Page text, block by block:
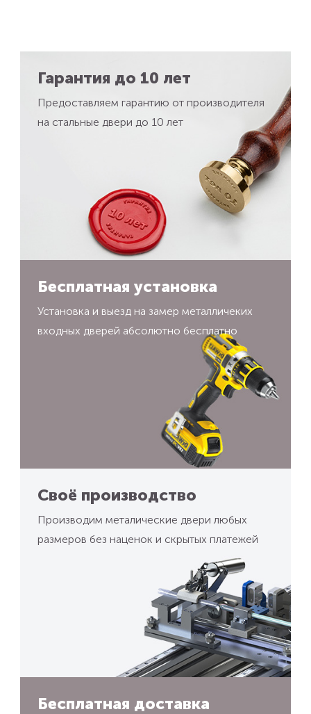
Гарантия до 10 лет
Предоставляем гарантию от производителя
на стальные двери до 10 лет
Бесплатная установка
Установка и выезд на замер металличеких
входных дверей абсолютно бесплатно
Своё производство
Производим металические двери любых
размеров без наценок и скрытых платежей
Бесплатная доставка